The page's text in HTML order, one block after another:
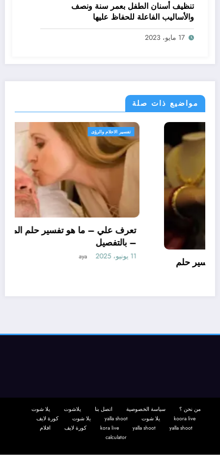
تنظيف أسنان الطفل بعمر سنة ونصف
والأساليب الفاعلة للحفاظ عليها
17 مايو، 2023
مواضيع ذات صلة
تفسير الاحلام والرؤى
تعرف علي – ما هو تأويل ابن سيرين لتفسير حلم
من نحن ؟ سياسة الخصوصية اتصل بنا يلاشوت
يلا شوت
yalla shoot